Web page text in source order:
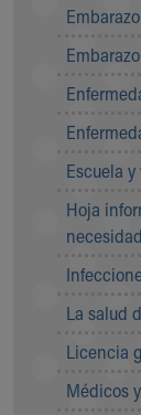
Our
Quality and
Unity and
Women's
Our History
Cincinnati
Your Visit
MyChart
Doggie
During Your
Rest
Visiting
Escuela
Hoja
La salud
Licencia
Médicos